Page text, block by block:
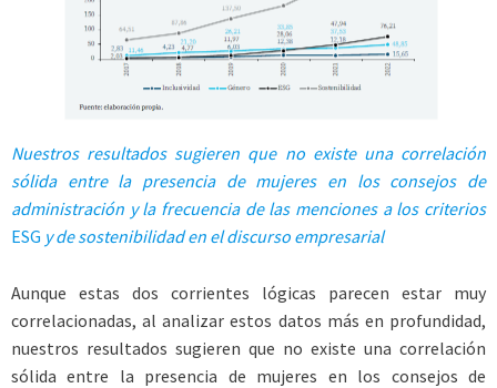
Nuestros resultados sugieren que no existe una correlación
sólida entre la presencia de mujeres en los consejos de
administración y la frecuencia de las menciones a los criterios
ESG y de sostenibilidad en el discurso empresarial
Aunque estas dos corrientes lógicas parecen estar muy
correlacionadas, al analizar estos datos más en profundidad,
nuestros resultados sugieren que no existe una correlación
sólida entre la presencia de mujeres en los consejos de